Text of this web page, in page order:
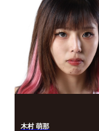
木村 萌那